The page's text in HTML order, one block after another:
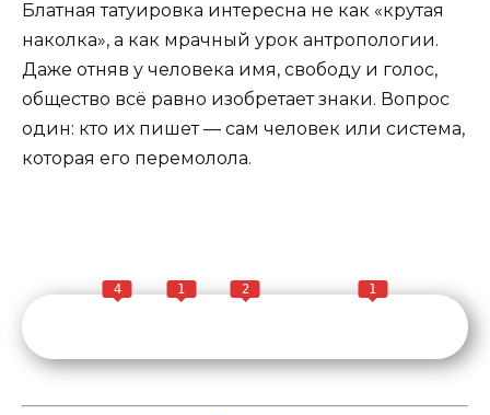
Блатная татуировка интересна не как «крутая
наколка», а как мрачный урок антропологии.
Даже отняв у человека имя, свободу и голос,
общество всё равно изобретает знаки. Вопрос
один: кто их пишет — сам человек или система,
которая его перемолола.
4 1 2 1